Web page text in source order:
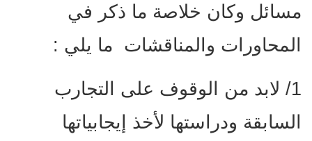
مسائل وكان خلاصة ما ذكر في
المحاورات والمناقشات ما يلي :
1/ لابد من الوقوف على التجارب
السابقة ودراستها لأخذ إيجابياتها